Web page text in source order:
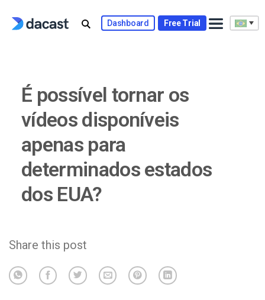
Dashboard Free Trial
É possível tornar os
vídeos disponíveis
apenas para
determinados estados
dos EUA?
Share this post